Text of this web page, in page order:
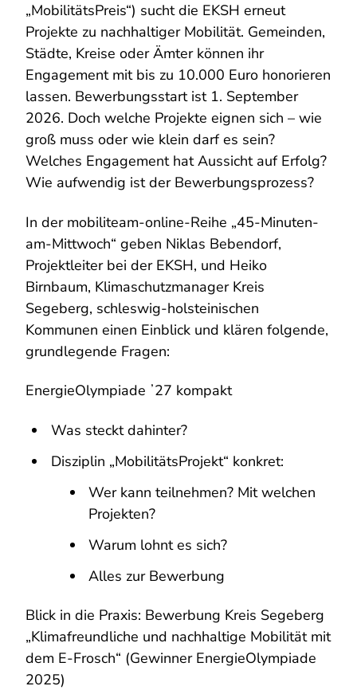
„MobilitätsPreis“) sucht die EKSH erneut
Projekte zu nachhaltiger Mobilität. Gemeinden,
Städte, Kreise oder Ämter können ihr
Engagement mit bis zu 10.000 Euro honorieren
lassen. Bewerbungsstart ist 1. September
2026. Doch welche Projekte eignen sich – wie
groß muss oder wie klein darf es sein?
Welches Engagement hat Aussicht auf Erfolg?
Wie aufwendig ist der Bewerbungsprozess?
In der mobiliteam-online-Reihe „45-Minuten-
am-Mittwoch“ geben Niklas Bebendorf,
Projektleiter bei der EKSH, und Heiko
Birnbaum, Klimaschutzmanager Kreis
Segeberg, schleswig-holsteinischen
Kommunen einen Einblick und klären folgende,
grundlegende Fragen:
EnergieOlympiade ʼ27 kompakt
Was steckt dahinter?
Disziplin „MobilitätsProjekt“ konkret:
Wer kann teilnehmen? Mit welchen
Projekten?
Warum lohnt es sich?
Alles zur Bewerbung
Blick in die Praxis: Bewerbung Kreis Segeberg
„Klimafreundliche und nachhaltige Mobilität mit
dem E-Frosch“ (Gewinner EnergieOlympiade
2025)